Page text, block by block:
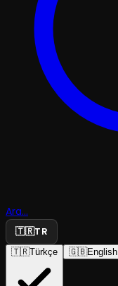
Ara...
🇹🇷TR
🇹🇷Türkçe 🇬🇧English